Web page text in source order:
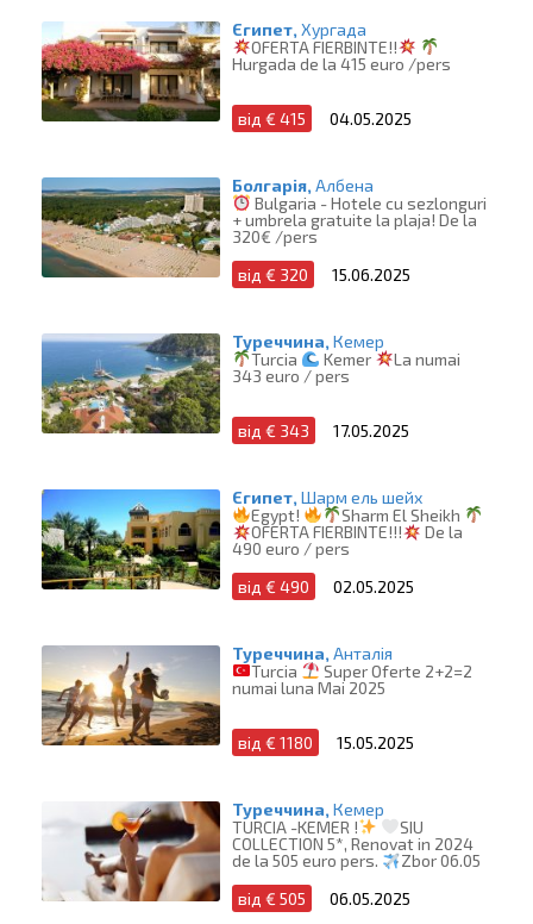
Єгипет, Хургада
OFERTA FIERBINTE!!
Hurgada de la 415 euro /pers
від € 415 04.05.2025
Болгарія, Албена
Bulgaria - Hotele cu sezlonguri
+ umbrela gratuite la plaja! De la
320€ /pers
від € 320
15.06.2025
Туреччина, Кемер
Turcia
Kemer
La numai
343 euro / pers
від € 343 17.05.2025
Єгипет, Шарм ель шейх
Egypt!
Sharm El Sheikh
OFERTA FIERBINTE!!!
De la
490 euro / pers
від € 490
02.05.2025
Туреччина, Анталія
Turcia
Super Oferte 2+2=2
numai luna Mai 2025
від € 1180 15.05.2025
Туреччина, Кемер
TURCIA -KEMER !
SIU
COLLECTION 5*, Renovat in 2024
de la 505 euro pers.
Zbor 06.05
від € 505
06.05.2025